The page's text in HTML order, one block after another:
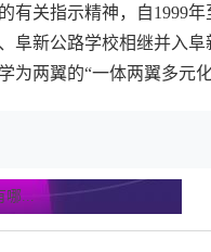
有关指示精神，自1999
阜新公路学校相继并入
为两翼的“一体两翼多元
哪...